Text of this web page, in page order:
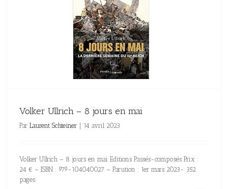
Volker Ullrich – 8 jours en mai
Par Laurent Schteiner 14 avril 2023
Volker Ullrich – 8 jours en mai Editions Passés-composés Prix :
24 € – ISBN : 979-104040027 – Parution : 1er mars 2023- 352
pages